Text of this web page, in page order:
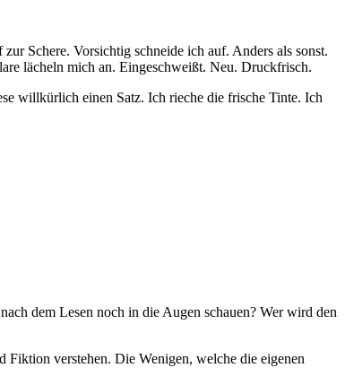
Schere. Vorsichtig schneide ich auf. Anders als sonst.
lächeln mich an. Eingeschweißt. Neu. Druckfrisch.
willkürlich einen Satz. Ich rieche die frische Tinte. Ich
dem Lesen noch in die Augen schauen? Wer wird den
verstehen. Die Wenigen, welche die eigenen